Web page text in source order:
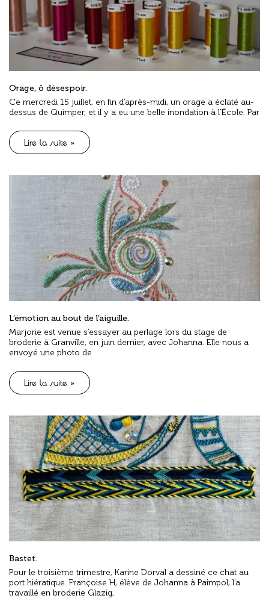
Orage, ô désespoir.
Ce mercredi 15 juillet, en fin d’après-midi, un orage a éclaté au-
dessus de Quimper, et il y a eu une belle inondation à l’École. Par
Lire la suite »
L’émotion au bout de l’aiguille.
Marjorie est venue s’essayer au perlage lors du stage de
broderie à Granville, en juin dernier, avec Johanna. Elle nous a
envoyé une photo de
Lire la suite »
Bastet.
Pour le troisième trimestre, Karine Dorval a dessiné ce chat au
port hiératique. Françoise H, élève de Johanna à Paimpol, l’a
travaillé en broderie Glazig,